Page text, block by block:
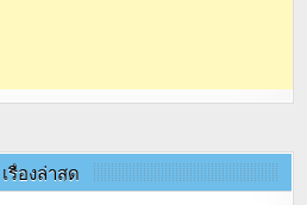
เรื่องล่าสุด